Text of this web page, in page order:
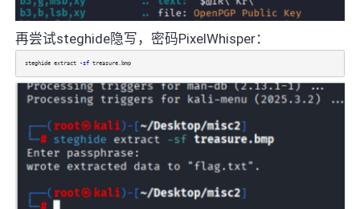
再尝试steghide隐写，密码PixelWhisper：
steghide extract -sftreasure.bmp